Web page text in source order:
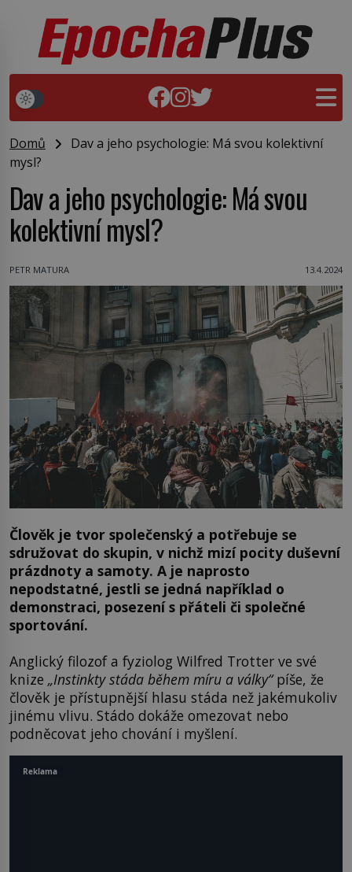
Domů
Dav a jeho psychologie: Má svou kolektivní
mysl?
Dav a jeho psychologie: Má svou
kolektivní mysl?
PETR MATURA 13.4.2024
Člověk je tvor společenský a potřebuje se
sdružovat do skupin, v nichž mizí pocity duševní
prázdnoty a samoty. A je naprosto
nepodstatné, jestli se jedná například o
demonstraci, posezení s přáteli či společné
sportování.
Anglický filozof a fyziolog Wilfred Trotter ve své
knize „Instinkty stáda během míru a války“píše, že
člověk je přístupnější hlasu stáda než jakémukoliv
jinému vlivu. Stádo dokáže omezovat nebo
podněcovat jeho chování i myšlení.
Reklama